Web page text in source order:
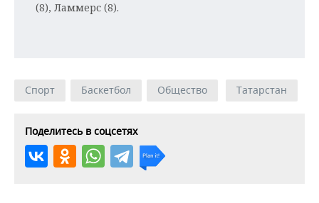
(8), Ламмерс (8).
Спорт Баскетбол Общество Татарстан
Поделитесь в соцсетях